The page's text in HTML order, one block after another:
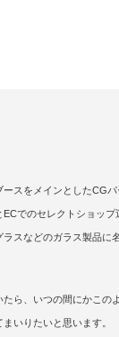
ースをメインとしたCG
でのセレクトショップ
ラスなどのガラス製品に
ら、いつの間にかこの
いりたいと思います。